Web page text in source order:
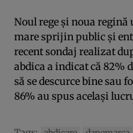
Noul rege și noua
mare sprijin public și
recent sondaj realizat
abdica a indicat că 82%
să se descurce bine sau
86% au spus același